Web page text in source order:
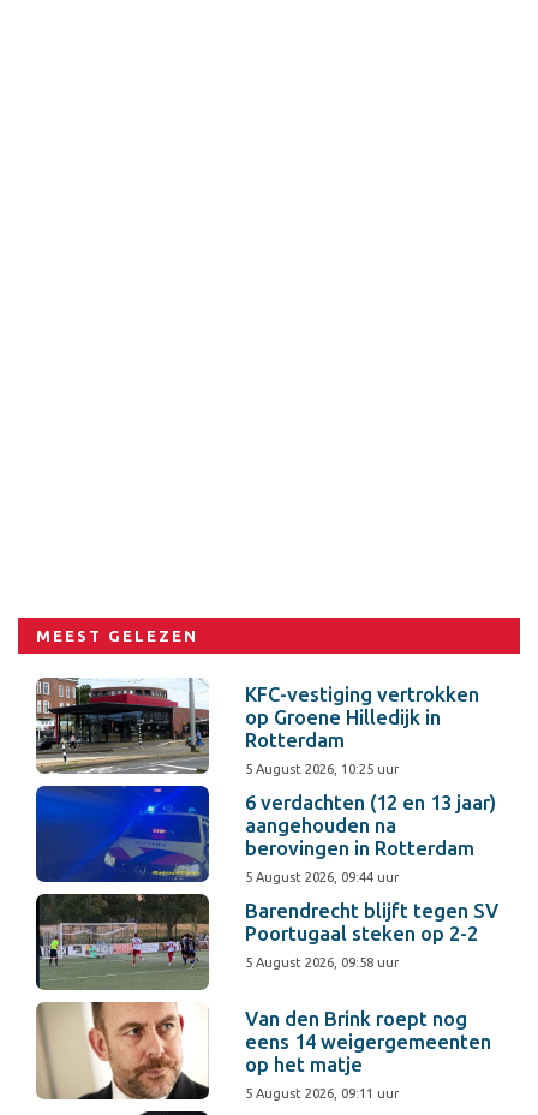
MEEST GELEZEN
KFC-vestiging vertrokken
op Groene Hilledijk in
Rotterdam
5 August 2026, 10:25 uur
6 verdachten (12 en 13 jaar)
aangehouden na
berovingen in Rotterdam
5 August 2026, 09:44 uur
Barendrecht blijft tegen SV
Poortugaal steken op 2-2
5 August 2026, 09:58 uur
Van den Brink roept nog
eens 14 weigergemeenten
op het matje
5 August 2026, 09:11 uur